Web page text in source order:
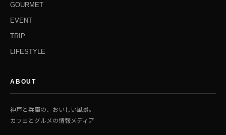
GOURMET
EVENT
TRIP
LIFESTYLE
ABOUT
神戸と兵庫の、おいしい風景。
カフェとグルメの情報メディア